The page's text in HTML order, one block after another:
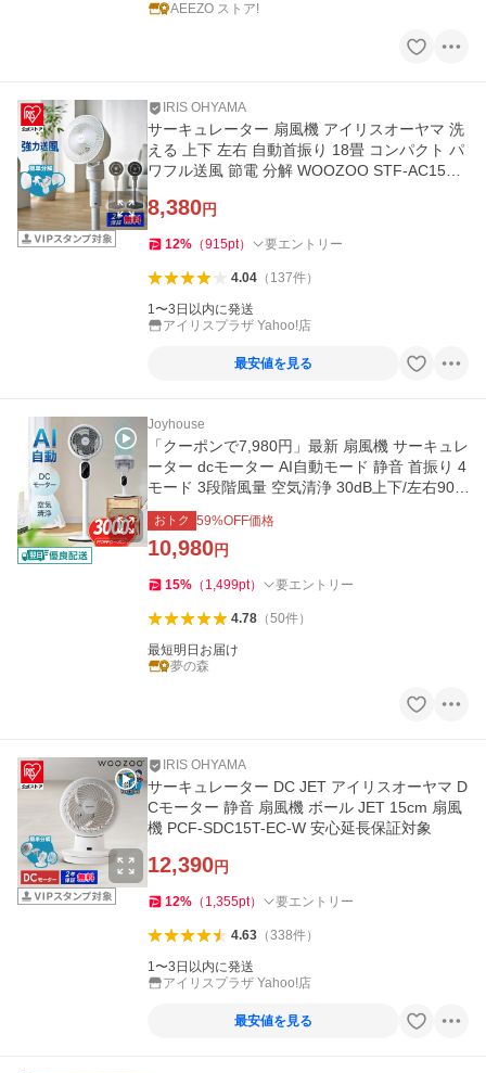
AEEZO ストア!
IRIS OHYAMA
サーキュレーター 扇風機 アイリスオーヤマ 洗
える 上下 左右 自動首振り 18畳 コンパクト パ
ワフル送風 節電 分解 WOOZOO STF-AC15TE
8,380円
12% （915pt） 要エントリー
4.04（ 137件）
1〜3日以内に発送
アイリスプラザ Yahoo!店
最安値を見る
Joyhouse
「クーポンで7,980円」最新 扇風機 サーキュレ
ーター dcモーター AI自動モード 静音 首振り 4
モード 3段階風量 空気清浄 30dB上下/左右90°
首振り
おトク 59%OFF価格
10,980円
15% （ 1,499pt） 要エントリー
4.78（50件）
最短明日お届け
夢の森
IRIS OHYAMA
サーキュレーター DC JET アイリスオーヤマ D
Cモーター 静音 扇風機 ボール JET 15cm 扇風
機 PCF-SDC15T-EC-W 安心延長保証対象
12,390円
12% （ 1,355pt） 要エントリー
4.63（338件）
1〜3日以内に発送
アイリスプラザ Yahoo!店
最安値を見る